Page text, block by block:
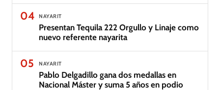
04 NAYARIT
Presentan Tequila 222 Orgullo y Linaje como
nuevo referente nayarita
05 NAYARIT
Pablo Delgadillo gana dos medallas en
Nacional Máster y suma 5 años en podio